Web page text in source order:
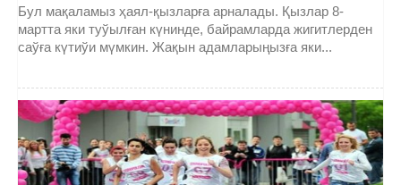
Бул мақаламыз ҳаял-қызларға арналады. Қызлар 8-
мартта яки туўылған күнинде, байрамларда жигитлерден
саўға күтиўи мүмкин. Жақын адамларыңызға яки...